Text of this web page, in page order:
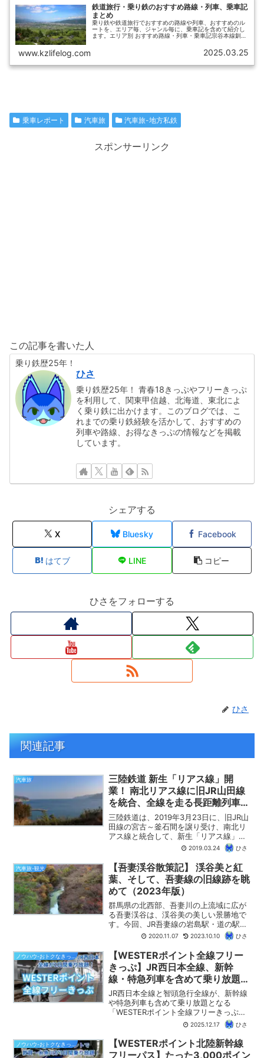
鉄道旅行・乗り鉄のおすすめ路線・列車、乗車記
まとめ
乗り鉄や鉄道旅行でおすすめの路線や列車、おすすめのル
ートを、エリア毎、ジャンル毎に、乗車記を含めて紹介し
ます。エリア別 おすすめ路線・列車・乗車記宗谷本線釧網
www.kzlifelog.com 2025.03.25
乗車レポート 汽車旅 汽車旅-地方私鉄
スポンサーリンク
この記事を書いた人
乗り鉄歴25年！
ひさ
乗り鉄歴25年！ 青春18きっぷやフリーきっぷ
を利用して、関東甲信越、北海道、東北によ
く乗り鉄に出かけます。このブログでは、こ
れまでの乗り鉄経験を活かして、おすすめの
列車や路線、お得なきっぷの情報などを掲載
しています。
シェアする
X Bluesky Facebook
はてブ LINE コピー
ひさをフォローする
ひさ
関連記事
汽車旅
三陸鉄道 新生「リアス線」開
業！ 南北リアス線に旧JR山田線
を統合、全線を走る長距離列車の
ダイヤ・乗り継ぎを紹介します！
三陸鉄道は、2019年3月23日に、旧JR山
田線の宮古～釜石間を譲り受け、南北リ
アス線と統合して、新生「リアス線」を
開業しました。盛～久慈間の総延長は
163kmとなり、第三セクター鉄道では日
本一の営業距離となります。注目はリア
ス線のダイヤで...
2019.03.24 ひさ
汽車旅-観光
【吾妻渓谷散策記】 渓谷美と紅
葉、そして、吾妻線の旧線跡を眺
めて（2023年版）
群馬県の北西部、吾妻川の上流域に広が
る吾妻渓谷は、渓谷美の美しい景勝地で
す。今回、JR吾妻線の岩島駅・道の駅
「あがつま峡」から、吾妻渓谷沿いに散
策をしてきました。紅葉は終わりかけで
したが、八ッ場ダム建設で新線に付け替
えられた吾妻線の旧線跡な...
2020.11.07 2023.10.10 ひさ
【WESTERポイント全線フリー
きっぷ】JR西日本全線、新幹
線・特急列車を含めて乗り放題の
格安フリーきっぷ！（2026年冬
春版）
JR西日本全線と智頭急行全線が、新幹線
や特急列車も含めて乗り放題となる
「WESTERポイント全線フリーきっぷ」
が発売。全ポイント版は10000ポイント
で、2日間、JR西日本全線が乗り放題の
超格安フリーパスです。WESTERポイン
トを貯めている方は必見のきっぷ！
2025.12.17 ひさ
ノウハウ-おトクなきっぷ
【WESTERポイント北陸新幹線
フリーパス】たった3,000ポイン